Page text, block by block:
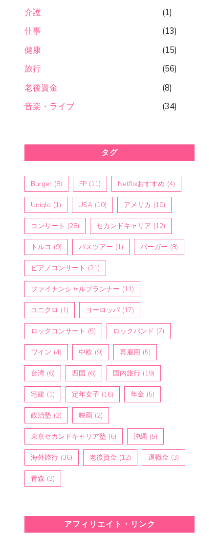
介護
(1)
仕事
(13)
健康
(15)
旅行
(56)
老後資金
(8)
音楽・ライブ
(34)
タグ
Burger (8) FP (11) Netflixおすすめ (4)
Uniqlo (1) USA (10) アメリカ (10)
コンサート (28) セカンドキャリア (12)
トルコ (9) バスツアー (1) バーガー (8)
ピアノコンサート (21)
ファイナンシャルプランナー (11)
ユニクロ (1) ヨーロッパ (17)
ロックコンサート (5) ロックバンド (7)
ワイン (4) 中欧 (9) 再雇用 (5)
台湾 (6) 四国 (6) 国内旅行 (19)
宅建 (1) 定年女子 (16) 年金 (5)
政治塾 (2) 映画 (2)
東京セカンドキャリア塾 (6) 沖縄 (5)
海外旅行 (36) 老後資金 (12) 退職金 (3)
青森 (3)
アフィリエイト・リンク